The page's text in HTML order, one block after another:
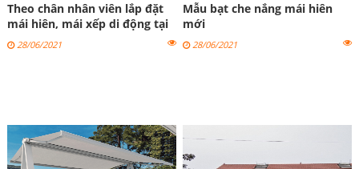
Theo chân nhân viên lắp đặt
mái hiên, mái xếp di động tại
Tây Hồ
28/06/2021
Mẫu bạt che nắng mái hiên
mới
28/06/2021